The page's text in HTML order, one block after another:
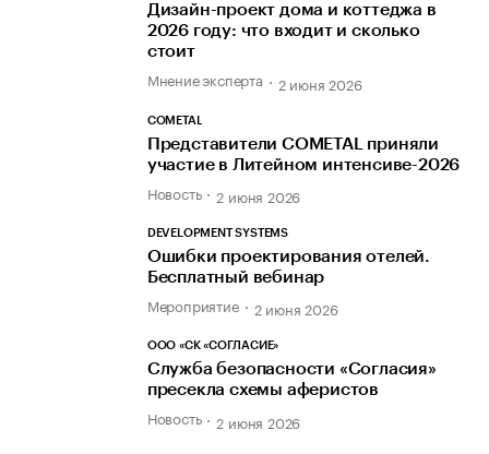
Дизайн-проект дома и коттеджа в
2026 году: что входит и сколько
стоит
Мнение эксперта 2 июня 2026
COMETAL
Представители COMETAL приняли
участие в Литейном интенсиве-2026
Новость 2 июня 2026
DEVELOPMENT SYSTEMS
Ошибки проектирования отелей.
Бесплатный вебинар
Мероприятие 2 июня 2026
ООО «СК «СОГЛАСИЕ»
Служба безопасности «Согласия»
пресекла схемы аферистов
Новость 2 июня 2026